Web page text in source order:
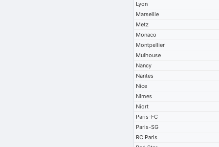
Lyon
Marseille
Metz
Monaco
Montpellier
Mulhouse
Nancy
Nantes
Nice
Nimes
Niort
Paris-FC
Paris-SG
RC Paris